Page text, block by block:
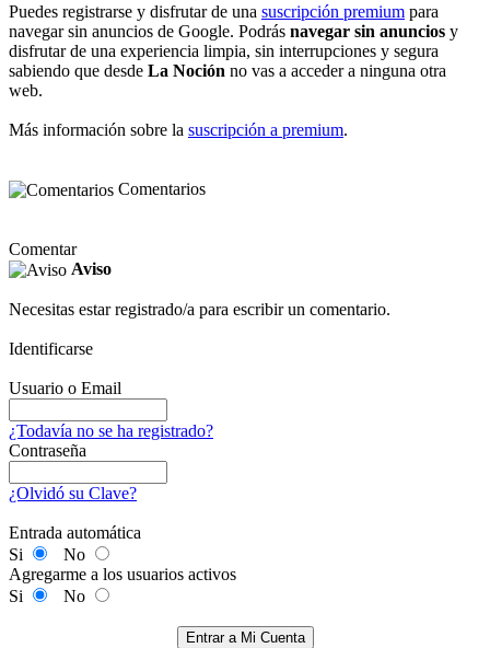
Puedes registrarse y disfrutar de una suscripción premium para
navegar sin anuncios de Google. Podrás navegar sin anuncios y
disfrutar de una experiencia limpia, sin interrupciones y segura
sabiendo que desde La Noción no vas a acceder a ninguna otra
web.
Más información sobre la suscripción a premium.
Comentarios
Comentar
Aviso
Necesitas estar registrado/a para escribir un comentario.
Identificarse
Usuario o Email
¿Todavía no se ha registrado?
Contraseña
¿Olvidó su Clave?
Entrada automática
Si
No
Agregarme a los usuarios activos
Si
No
Entrar a Mi Cuenta